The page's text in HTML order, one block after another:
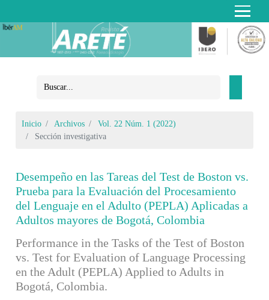
Inicio Archivos
Vol. 22 Núm. 1 (2022)
Sección investigativa
Desempeño en las Tareas del Test de Boston vs.
Prueba para la Evaluación del Procesamiento
del Lenguaje en el Adulto (PEPLA) Aplicadas a
Adultos mayores de Bogotá, Colombia
Performance in the Tasks of the Test of Boston
vs. Test for Evaluation of Language Processing
en the Adult (PEPLA) Applied to Adults in
Bogotá, Colombia.